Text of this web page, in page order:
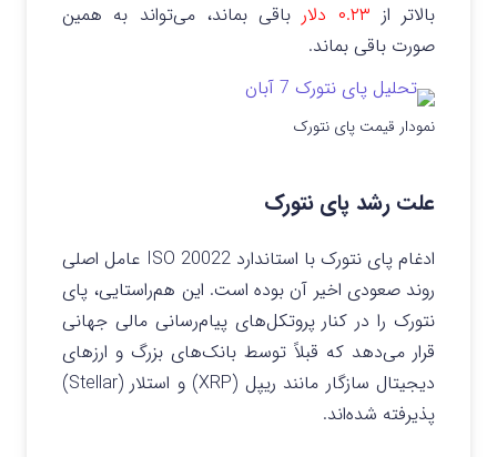
بالاتر از ۰.۲۳ دلار
باقی بماند، می‌تواند به همین
صورت باقی بماند.
نمودار قیمت پای نتورک
علت رشد پای نتورک
ادغام پای نتورک با استاندارد ISO 20022 عامل اصلی
روند صعودی اخیر آن بوده است. این هم‌راستایی، پای
نتورک را در کنار پروتکل‌های پیام‌رسانی مالی جهانی
قرار می‌دهد که قبلاً توسط بانک‌های بزرگ و ارزهای
دیجیتال سازگار مانند ریپل (XRP) و استلار (Stellar)
پذیرفته شده‌اند.